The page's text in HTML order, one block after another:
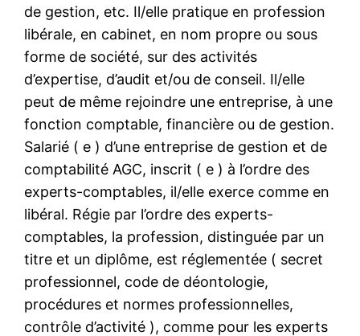
de gestion, etc. Il/elle pratique en profession
libérale, en cabinet, en nom propre ou sous
forme de société, sur des activités
d’expertise, d’audit et/ou de conseil. Il/elle
peut de même rejoindre une entreprise, à une
fonction comptable, financière ou de gestion.
Salarié ( e ) d’une entreprise de gestion et de
comptabilité AGC, inscrit ( e ) à l’ordre des
experts-comptables, il/elle exerce comme en
libéral. Régie par l’ordre des experts-
comptables, la profession, distinguée par un
titre et un diplôme, est réglementée ( secret
professionnel, code de déontologie,
procédures et normes professionnelles,
contrôle d’activité ), comme pour les experts